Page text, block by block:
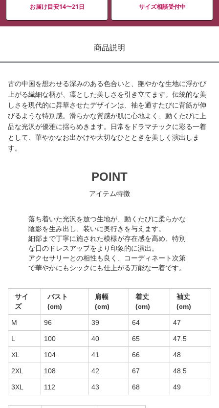
お届け目安14〜21日 サイズ相談受付中
商品説明
古の中国を想わせる深みのある色合いと、艶やかな生地に浮かび
上がる繊細な柄が、凛とした美しさを引き立てます。伝統的な美
しさを現代的に昇華させたデザインは、袖を通すたびに背筋が伸
びるような特別感。滑らかな質感が肌に心地よく、動くたびに上
品な光沢が優雅に揺らめきます。日常をドラマチックに彩る一着
として、華やかなお出かけや大切なひとときを美しく演出しま
す。
POINT
アイテム特徴
落ち着いた光沢を放つ生地が、動くたびに柔らかな
陰影を生み出し、装いに奥行きを与えます。
細部まで丁寧に施された模様が存在感を高め、特別
な日のドレスアップをより印象的に演出。
アクセサリーとの相性も良く、コーディネート次第
で華やかにもシックにも仕上がる万能な一着です。
サイ
ズ
バスト
(cm)
肩幅
(cm)
着丈
(cm)
袖丈
(cm)
M 96 39 64 47
L 100 40 65 47.5
XL 104 41 66 48
2XL 108 42 67 48.5
3XL 112 43 68 49